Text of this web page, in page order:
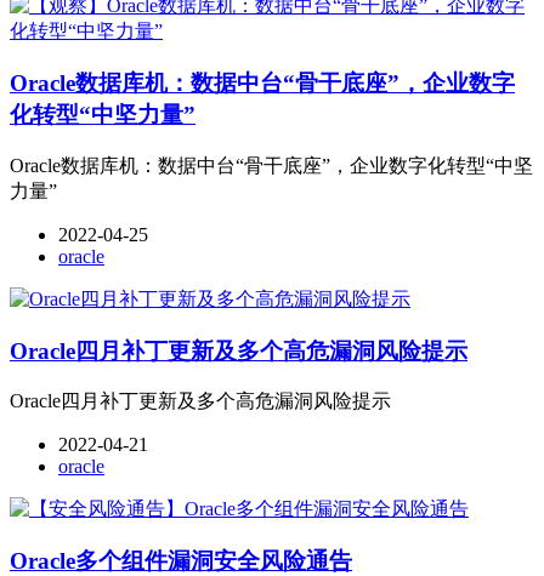
Oracle数据库机：数据中台“骨干底座”，企业数字
化转型“中坚力量”
Oracle数据库机：数据中台“骨干底座”，企业数字化转型“中坚
力量”
2022-04-25
oracle
Oracle四月补丁更新及多个高危漏洞风险提示
Oracle四月补丁更新及多个高危漏洞风险提示
2022-04-21
oracle
Oracle多个组件漏洞安全风险通告